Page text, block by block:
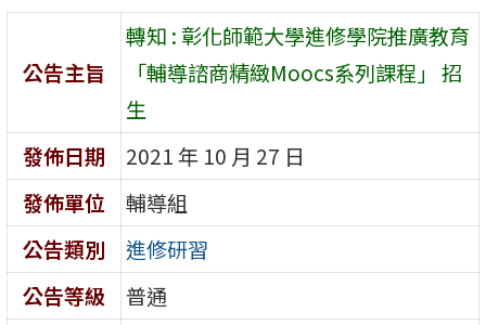
公告主旨
轉知 : 彰化師範大學進修學院推廣教育
「輔導諮商精緻Moocs系列課程」 招
生
發佈日期
2021 年 10 月 27 日
發佈單位
輔導組
公告類別
進修研習
公告等級
普通